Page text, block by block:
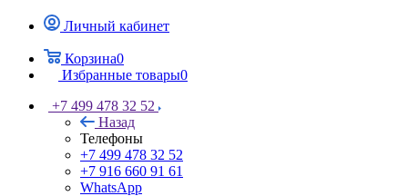
Личный кабинет
Корзина0
Избранные товары0
+7 499 478 32 52
Назад
Телефоны
+7 499 478 32 52
+7 916 660 91 61
WhatsApp